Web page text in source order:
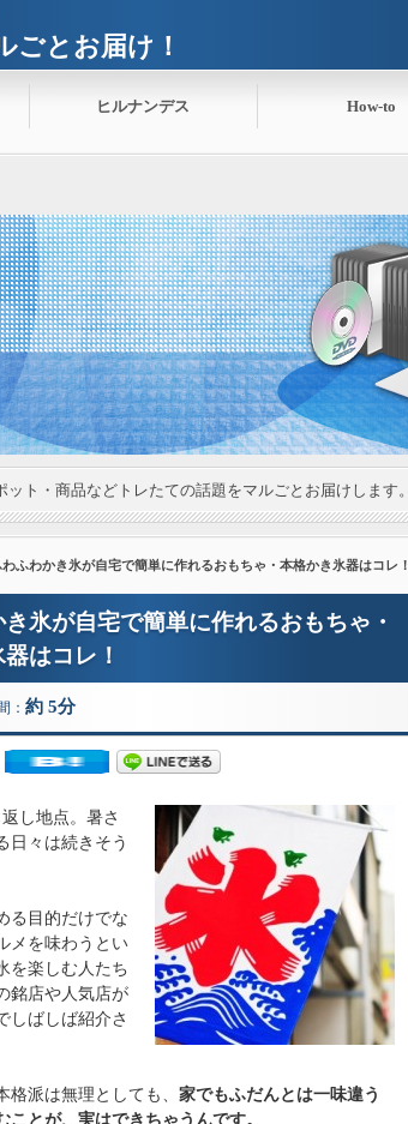
ごとお届け！
ヒルナンデス How-to
ト・商品などトレたての話題をマルごとお届けします。
ふわかき氷が自宅で簡単に作れるおもちゃ・本格かき氷器はコレ！
氷が自宅で簡単に作れるおもちゃ・
はコレ！
： 約 5分
し地点。暑さ
日々は続きそう
る目的だけでな
メを味わうとい
を楽しむ人たち
銘店や人気店が
しばしば紹介さ
格派は無理としても、 家でもふだんとは一味違う
ことが、実はできちゃうんです。